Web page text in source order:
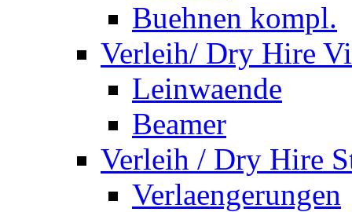
Buehnen kompl.
Verleih/ Dry Hire
Leinwaende
Beamer
Verleih / Dry Hire
Verlaengerungen